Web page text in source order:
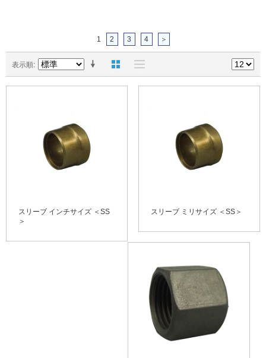
1 2 3 4 ＞
表示順
スリーブ インチサイズ ＜SS
＞
スリーブ ミリサイズ ＜SS＞